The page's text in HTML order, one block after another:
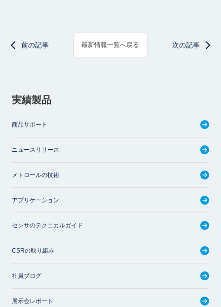
前の記事 最新情報一覧へ戻る 次の記事
実績製品
商品サポート
ニュースリリース
メトロールの技術
アプリケーション
センサのテクニカルガイド
CSRの取り組み
社員ブログ
展示会レポート